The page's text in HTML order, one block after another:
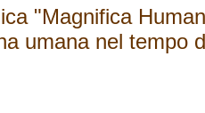
"Magnifica
umana nel tempo